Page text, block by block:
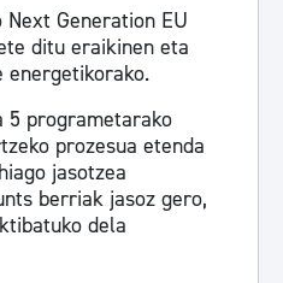
Next Generation EU
ditu eraikinen eta
energetikorako.
5 programetarako
prozesua etenda
jasotzea
berriak jasoz gero,
dela